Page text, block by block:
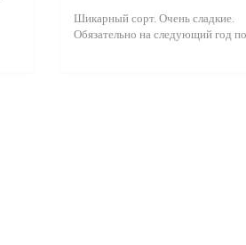
Шикарный сорт. Очень сладкие.
Обязательно на следующий год